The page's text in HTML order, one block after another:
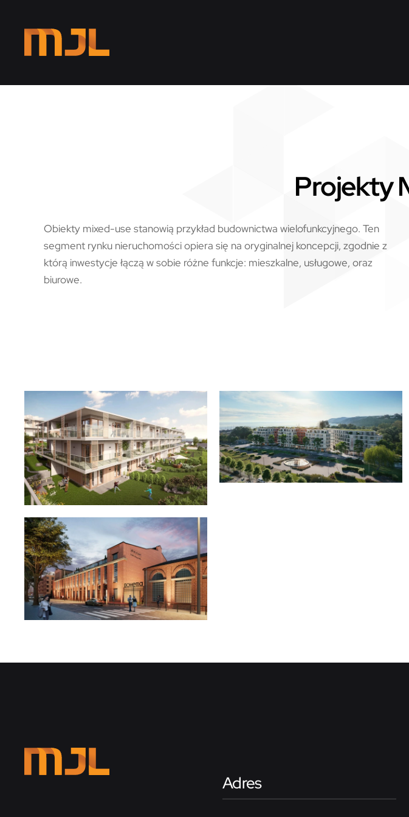
Przejdź do głównej treści
Projekty
Obiekty mixed-use stanowią przykład budownictwa wielofunkcyjnego. Ten
segment rynku nieruchomości opiera się na oryginalnej koncepcji, zgodnie z
którą inwestycje łączą w sobie różne funkcje: mieszkalne, usługowe, oraz
biurowe.
Adres